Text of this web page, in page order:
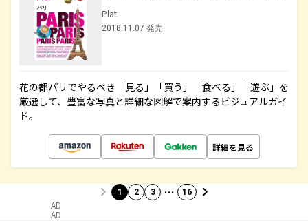
Plat
2018.11.07 発売
花の都パリでやるべき「見る」「買う」「食べる」「遊ぶ」を
厳選して、豊富な写真と詳細な図解で案内するビジュアルガイ
ド。
詳細を見る
1 2 3 … 16
AD
AD